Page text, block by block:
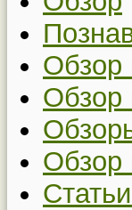
Обзор
Обзор
Обзор